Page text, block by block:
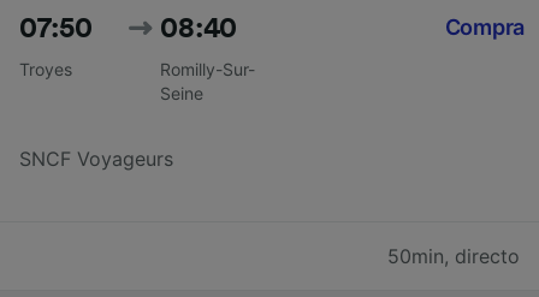
07:50
Troyes
08:40
Romilly-Sur-
Seine
SNCF Voyageurs
Compra
50min, directo